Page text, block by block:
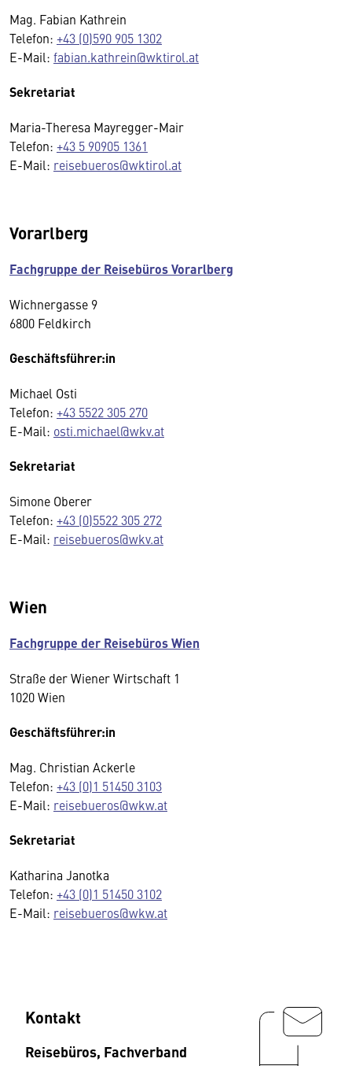
Mag. Fabian Kathrein
Telefon: +43 (0)590 905 1302
E-Mail: fabian.kathrein@wktirol.at
Sekretariat
Maria-Theresa Mayregger-Mair
Telefon: +43 5 90905 1361
E-Mail: reisebueros@wktirol.at
Vorarlberg
Fachgruppe der Reisebüros Vorarlberg
Wichnergasse 9
6800 Feldkirch
Geschäftsführer:in
Michael Osti
Telefon: +43 5522 305 270
E-Mail: osti.michael@wkv.at
Sekretariat
Simone Oberer
Telefon: +43 (0)5522 305 272
E-Mail: reisebueros@wkv.at
Wien
Fachgruppe der Reisebüros Wien
Straße der Wiener Wirtschaft 1
1020 Wien
Geschäftsführer:in
Mag. Christian Ackerle
Telefon: +43 (0)1 51450 3103
E-Mail: reisebueros@wkw.at
Sekretariat
Katharina Janotka
Telefon: +43 (0)1 51450 3102
E-Mail: reisebueros@wkw.at
Kontakt
Reisebüros, Fachverband